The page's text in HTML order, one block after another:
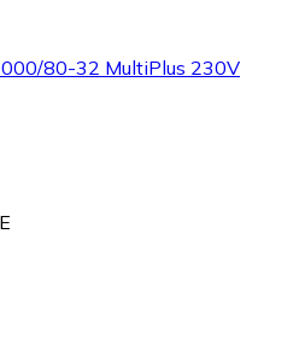
80-32 MultiPlus 230V